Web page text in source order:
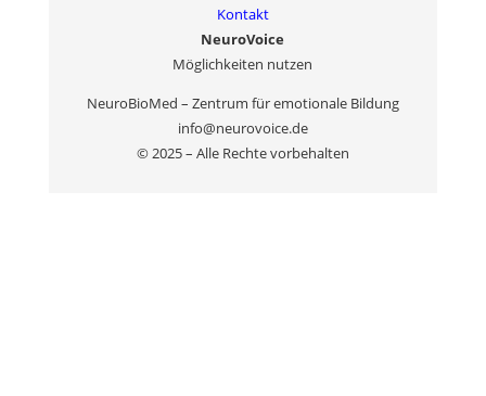
Kontakt
NeuroVoice
Möglichkeiten nutzen
NeuroBioMed – Zentrum für emotionale Bildung
info@neurovoice.de
© 2025 – Alle Rechte vorbehalten